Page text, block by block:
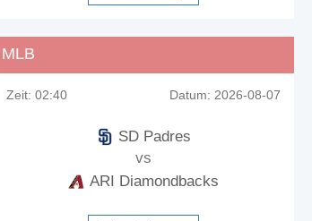
MLB
Zeit: 02:40 Datum: 2026-08-07
SD Padres
vs
ARI Diamondbacks